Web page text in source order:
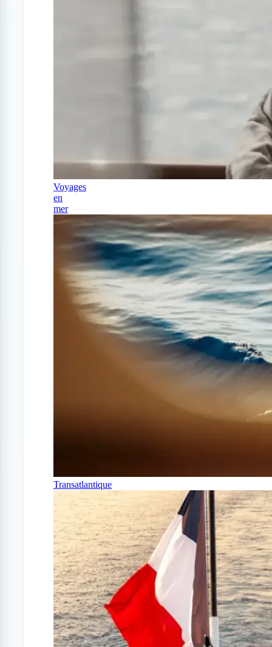
Voyages
en
mer
Transatlantique